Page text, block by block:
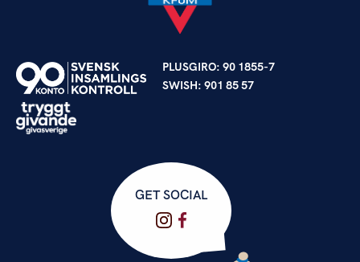
PLUSGIRO: 90 1855-7
SWISH: 901 85 57
GET SOCIAL